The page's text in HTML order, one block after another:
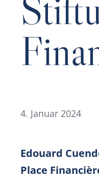
4. Januar 2024
Edouard
Place